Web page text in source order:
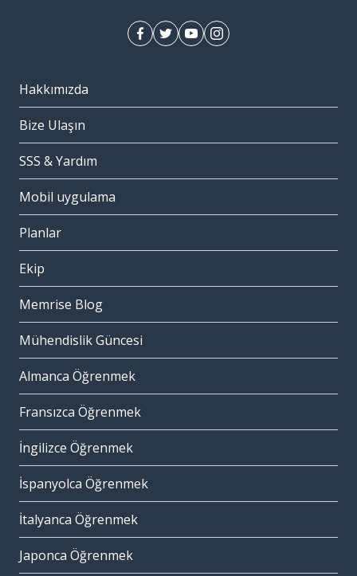
Hakkımızda
Bize Ulaşın
SSS & Yardım
Mobil uygulama
Planlar
Ekip
Memrise Blog
Mühendislik Güncesi
Almanca Öğrenmek
Fransızca Öğrenmek
İngilizce Öğrenmek
İspanyolca Öğrenmek
İtalyanca Öğrenmek
Japonca Öğrenmek